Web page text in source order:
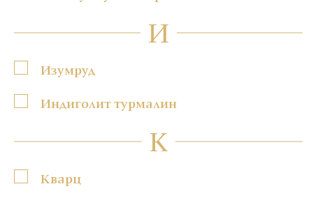
И
Изумруд
Индиголит турмалин
К
Кварц